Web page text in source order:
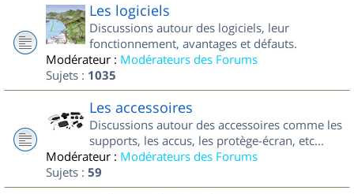
Les logiciels
Discussions autour des logiciels, leur
fonctionnement, avantages et défauts.
Modérateur : Modérateurs des Forums
Sujets : 1035
Les accessoires
Discussions autour des accessoires comme les
supports, les accus, les protège-écran, etc...
Modérateur : Modérateurs des Forums
Sujets : 59